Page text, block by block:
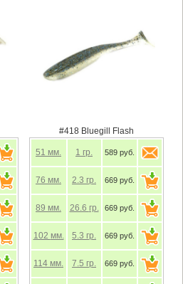
#418 Bluegill Flash
51 мм. 1 гр. 589 руб.
76 мм. 2.3 гр. 669 руб.
89 мм. 26.6 гр. 669 руб.
102 мм. 5.3 гр. 669 руб.
114 мм. 7.5 гр. 669 руб.